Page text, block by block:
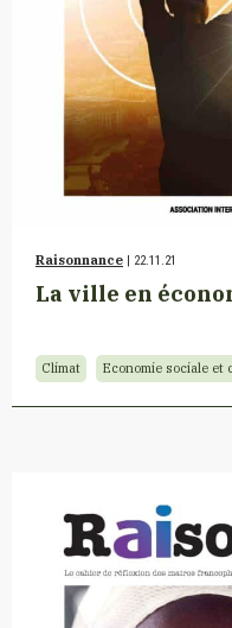
Raisonnance | 22.11.21
La ville en
Climat Economie sociale et